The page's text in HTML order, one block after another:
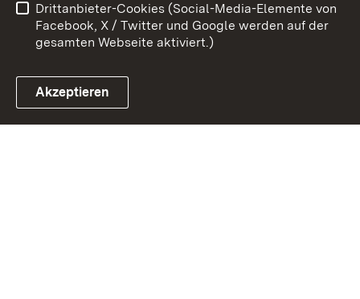
Link zum Landesportal
Impressum
Cookies
Drittanbieter-Cookies (Social-Media-Elemente von
Facebook, X / Twitter und Google werden auf der
gesamten Webseite aktiviert.)
Akzeptieren